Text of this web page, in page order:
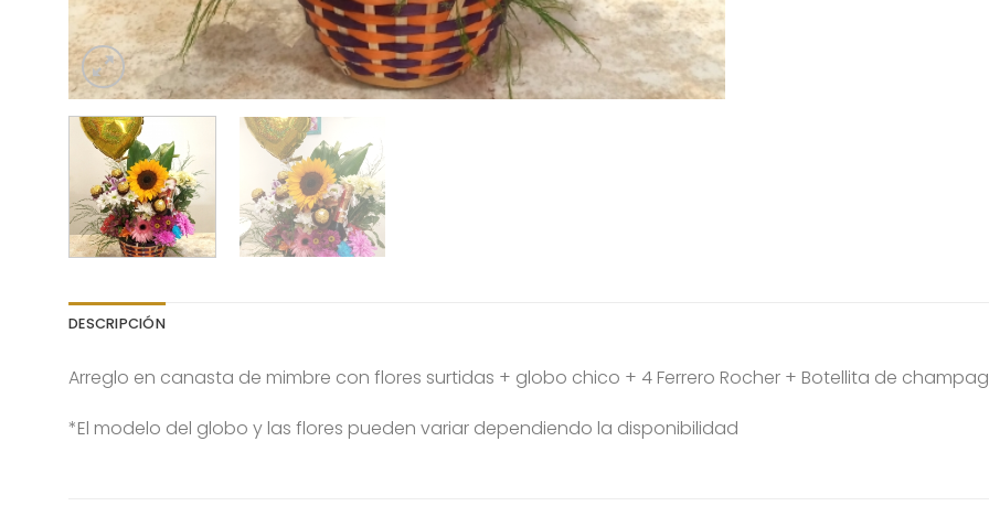
DESCRIPCIÓN
Arreglo en canasta de mimbre con flores surtidas + globo chico + 4 Ferrero Rocher + Botellita de
*El modelo del globo y las flores pueden variar dependiendo la disponibilidad